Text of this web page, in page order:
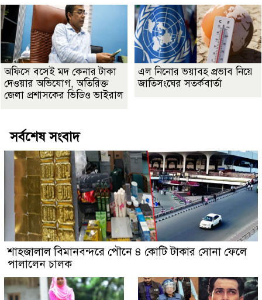
অফিসে বসেই মদ কেনার টাকা
দেওয়ার অভিযোগ, অতিরিক্ত
জেলা প্রশাসকের ভিডিও ভাইরাল
এল নিনোর ভয়াবহ প্রভাব নিয়ে
জাতিসংঘের সতর্কবার্তা
সর্বশেষ সংবাদ
শাহজালাল বিমানবন্দরে পৌনে ৪ কোটি টাকার সোনা ফেলে
পালালেন চালক